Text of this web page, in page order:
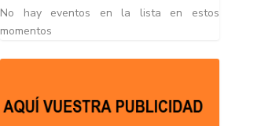
No hay eventos en la lista en estos
momentos